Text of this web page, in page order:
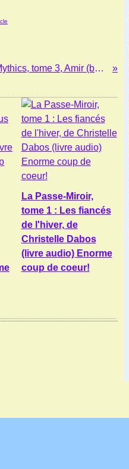
Les Mythics, tome 3, Amir (bande-dessinée)
La Passe-Miroir,
tome 1 : Les fiancés
de l'hiver, de
Christelle Dabos
(livre audio) Enorme
coup de coeur!